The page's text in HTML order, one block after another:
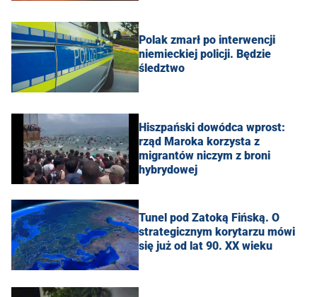
Polak zmarł po interwencji
niemieckiej policji. Będzie
śledztwo
Hiszpański dowódca wprost:
rząd Maroka korzysta z
migrantów niczym z broni
hybrydowej
Tunel pod Zatoką Fińską. O
strategicznym korytarzu mówi
się już od lat 90. XX wieku